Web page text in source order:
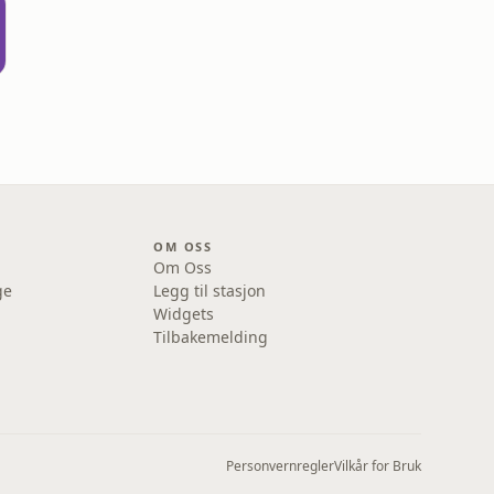
OM OSS
Om Oss
Legg til stasjon
Widgets
Tilbakemelding
PersonvernreglerVilkår for Bruk